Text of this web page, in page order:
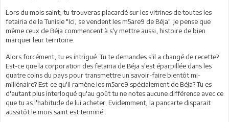
Lors du mois saint, tu trouveras placardé sur les vitrines de toutes les
fetairia de la Tunisie "Ici, se vendent les m5are9 de Béja". Je pense que
même ceux de Béja commencent à s'y mettre aussi, histoire de bien
marquer leur territoire.
Alors forcément, tu es intrigué. Tu te demandes s'il a changé de recette?
Est-ce que la corporation des fetairia de Béja s'est éparpillée dans les
quatre coins du pays pour transmettre un savoir-faire bientôt mi-
millénaire? Est-ce qu'il ramène les m5are9 spécialement de Béja? Tu es
d'autant plus interloqué qu'au goût tu ne notes aucune différence avec ce
que tu as l'habitude de lui acheter. Evidemment, la pancarte disparait
aussitôt le mois saint est terminé.